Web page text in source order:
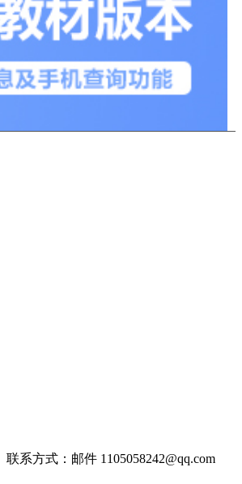
系方式：邮件 1105058242@qq.com